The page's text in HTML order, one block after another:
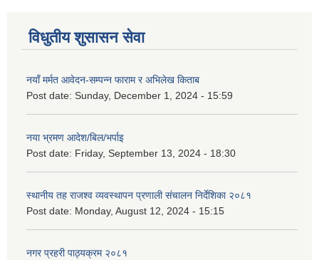
विधुतीय शुसासन सेवा
नयाँ मर्मत आवेदन-सम्पन्न फाराम र अभिलेख किताब
Post date: Sunday, December 1, 2024 - 15:59
नया भ्रमण आदेश/बिल/भर्पाइ
Post date: Friday, September 13, 2024 - 18:30
स्थानीय तह राजश्व व्यवस्थापन प्रणाली संचालन निर्देशिका २०८१
Post date: Monday, August 12, 2024 - 15:15
नगर प्रहरी पाठ्यक्रम २०८१